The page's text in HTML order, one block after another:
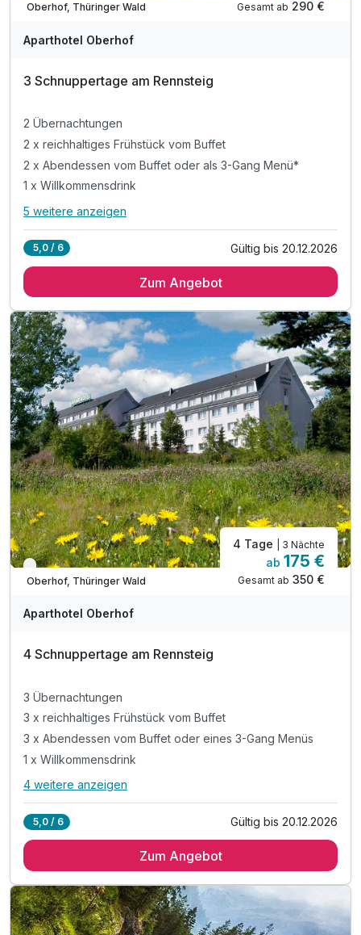
Oberhof, Thüringer Wald
Gesamt ab 290 €
Aparthotel Oberhof
3 Schnuppertage am Rennsteig
2 Übernachtungen
2 x reichhaltiges Frühstück vom Buffet
2 x Abendessen vom Buffet oder als 3-Gang Menü*
1 x Willkommensdrink
Alle Inklusivleistungen
2 x reichhaltiges Frühstück vom Buffet
1 x Willkommensdrink
*(je nach Auslastung des Hotels)
inkl. Nutzung der hoteleigenen Sauna
inkl. Parkplatz
inkl. WLAN
Massagen nach Vereinbarung möglich
5 weitere anzeigen
5,0 / 6 Gültig bis 20.12.2026
Zum Angebot
Verfügbar bis Dezember
Oberhof, Thüringer Wald
4 Tage | 3 Nächte
ab 175 €
Gesamt ab 350 €
Aparthotel Oberhof
4 Schnuppertage am Rennsteig
3 Übernachtungen
3 x reichhaltiges Frühstück vom Buffet
3 x Abendessen vom Buffet oder eines 3-Gang Menüs
1 x Willkommensdrink
Alle Inklusivleistungen
3 x reichhaltiges Frühstück vom Buffet
1 x Willkommensdrink
inkl. Nutzung der hoteleigenen Sauna
4 weitere anzeigen
5,0 / 6 Gültig bis 20.12.2026
Zum Angebot